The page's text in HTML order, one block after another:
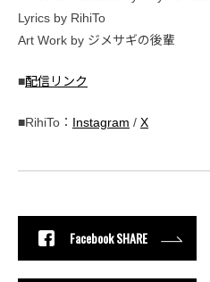
Lyrics by RihiTo
Art Work by ジメサギの後輩
■配信リンク
■RihiTo： Instagram / X
Facebook SHARE